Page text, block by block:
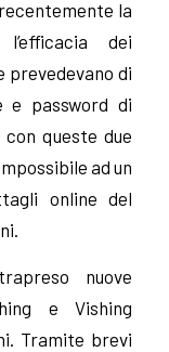
la
dei
prevedevano di
e password di
queste due
ad un
online del
nuove
e Vishing
Tramite brevi